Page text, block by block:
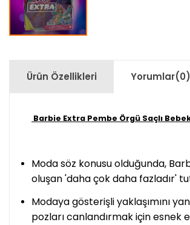
Ürün Özellikleri Yorumlar(0)
Barbie Extra Pembe Örgü Saçlı
Moda söz konusu olduğunda,
oluşan 'daha çok daha fazladır'
Modaya gösterişli yaklaşımını
pozları canlandırmak için esnek